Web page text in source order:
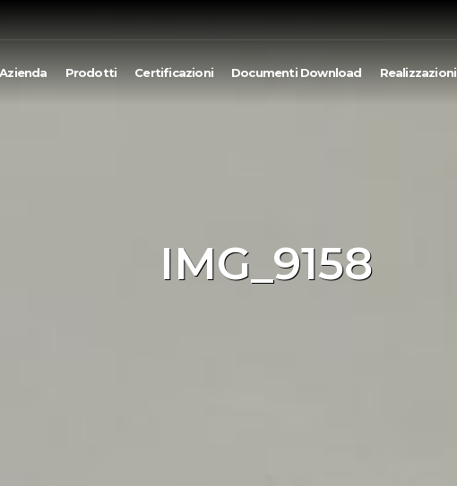
Azienda Prodotti Certificazioni Documenti Download Realizzazioni
IMG_9158